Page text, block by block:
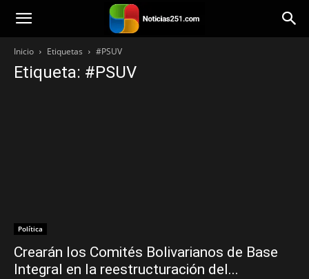
Noticias251
Inicio Etiquetas #PSUV
Etiqueta: #PSUV
Política
Crearán los Comités Bolivarianos de Base
Integral en la reestructuración del...